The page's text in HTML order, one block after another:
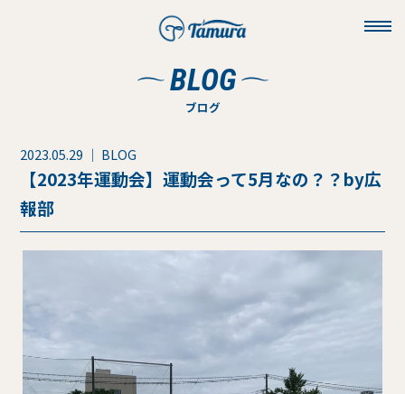
BLOG
ブログ
2023.05.29 ｜ BLOG
【2023年運動会】運動会って5月なの？？by広
報部